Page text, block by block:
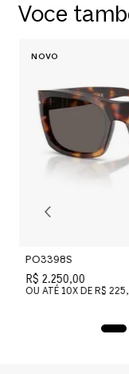
Voce
PO3398S
R$ 2.250,00
OU ATÉ 10X DE R$